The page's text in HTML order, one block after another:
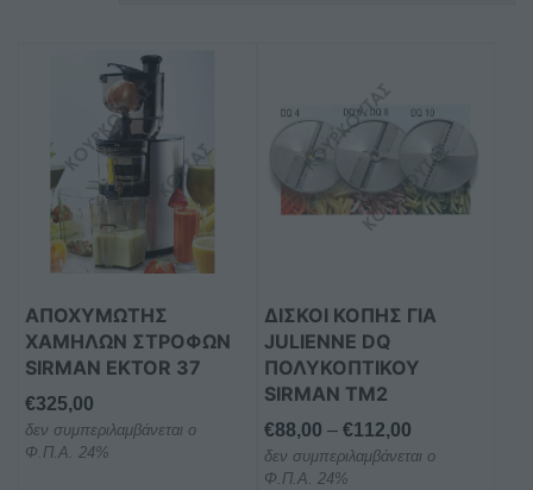
ΑΠΟΧΥΜΩΤΗΣ
ΧΑΜΗΛΩΝ ΣΤΡΟΦΩΝ
SIRMAN EKTOR 37
€325,00
δεν συμπεριλαμβάνεται ο
Φ.Π.Α. 24%
ΔΙΣΚΟΙ ΚΟΠΗΣ ΓΙΑ
JULIENNE DQ
ΠΟΛΥΚΟΠΤΙΚΟΥ
SIRMAN TM2
€88,00 – €112,00Price
range:
δεν συμπεριλαμβάνεται ο
Φ.Π.Α. 24%
προϊόν
πολλαπλές
παραλλαγές.
να
επιλεγούν
στη
σελίδα
του
προϊόντος